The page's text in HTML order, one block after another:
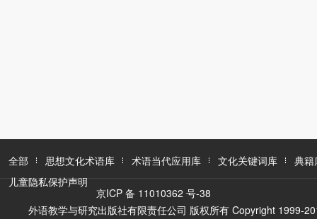
全部 思想文化术语库 术语当代应用库 文化关键词库
典籍
儿童隐私保护声明
京ICP 备 11010362 号-38
外语教学与研究出版社有限责任公司 版权所有 Copyright 1999-